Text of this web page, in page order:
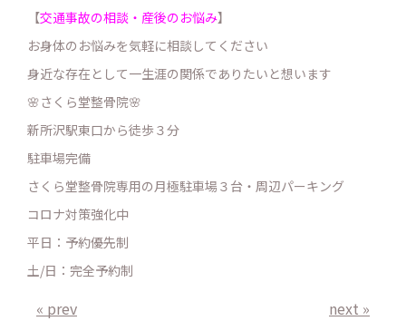
【交通事故の相談・産後のお悩み】
お身体のお悩みを気軽に相談してください
身近な存在として一生涯の関係でありたいと想います
🌸さくら堂整骨院🌸
新所沢駅東口から徒歩３分
駐車場完備
さくら堂整骨院専用の月極駐車場３台・周辺パーキング
コロナ対策強化中
平日：予約優先制
土/日：完全予約制
« prev next »